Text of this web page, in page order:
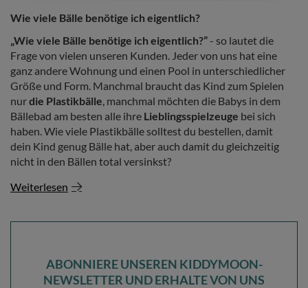
Wie viele Bälle benötige ich eigentlich?
„Wie viele Bälle benötige ich eigentlich?” - so lautet die
Frage von vielen unseren Kunden. Jeder von uns hat eine
ganz andere Wohnung und einen Pool in unterschiedlicher
Größe und Form. Manchmal braucht das Kind zum Spielen
nurdie Plastikbälle, manchmal möchten die Babys in dem
Bällebad am besten alle ihre Lieblingsspielzeuge bei sich
haben. Wie viele Plastikbälle solltest du bestellen, damit
dein Kind genug Bälle hat, aber auch damit du gleichzeitig
nicht in den Bällen total versinkst?
Weiterlesen
ABONNIERE UNSEREN KIDDYMOON-
NEWSLETTER UND ERHALTE VON UNS